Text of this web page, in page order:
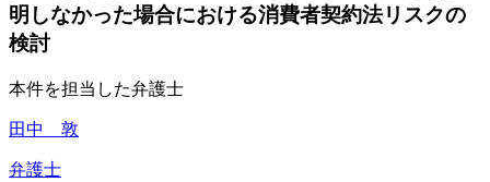
明しなかった場合における消費者契約法リスクの
検討
本件を担当した弁護士
田中 敦
弁護士